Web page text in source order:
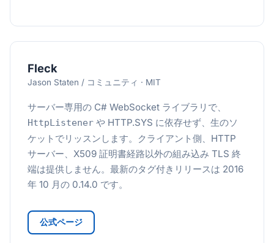
Fleck
Jason Staten / コミュニティ · MIT
サーバー専用の C# WebSocket ライブラリで、
HttpListener や HTTP.SYS に依存せず、生のソ
ケットでリッスンします。クライアント側、HTTP
サーバー、X509 証明書経路以外の組み込み TLS 終
端は提供しません。最新のタグ付きリリースは 2016
年 10 月の 0.14.0 です。
公式ページ